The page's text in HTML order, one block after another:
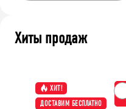
Хиты продаж
ХИТ!
ДОСТАВИМ БЕСПЛАТНО
-